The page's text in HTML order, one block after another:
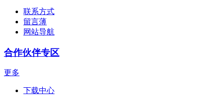
联系方式
留言薄
网站导航
合作伙伴专区
更多
下载中心